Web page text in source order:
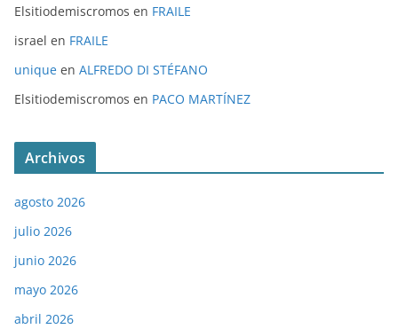
Elsitiodemiscromos en FRAILE
israel en FRAILE
unique en ALFREDO DI STÉFANO
Elsitiodemiscromos en PACO MARTÍNEZ
Archivos
agosto 2026
julio 2026
junio 2026
mayo 2026
abril 2026